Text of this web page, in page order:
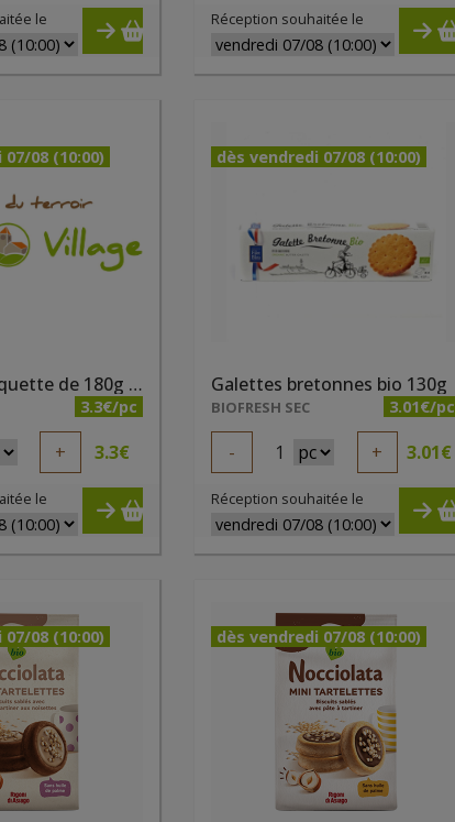
le Réception souhaitée le
08 (10:00)
Galettes barquette de 180g - Galettes de Violette
3.3€/pc
+ 3.3€
le
dès vendredi 07/08 (10:00)
Galettes bretonnes bio 130g
BIOFRESH SEC 3.01€/pc
- 1 + 3.01€
Réception souhaitée le
08 (10:00) dès vendredi 07/08 (10:00)